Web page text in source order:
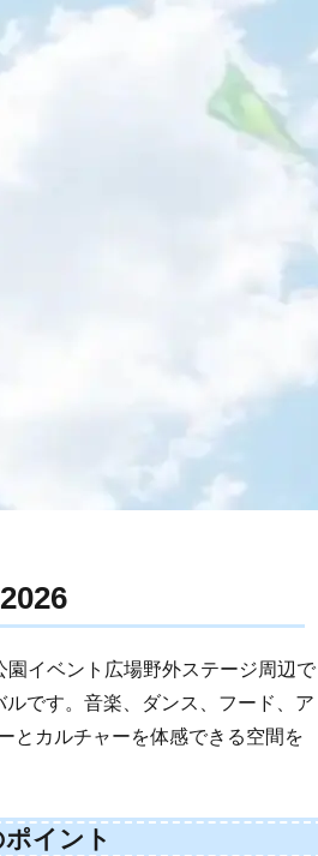
イベント広場野外ステージ周辺で
です。音楽、ダンス、フード、ア
とカルチャーを体感できる空間を
イント